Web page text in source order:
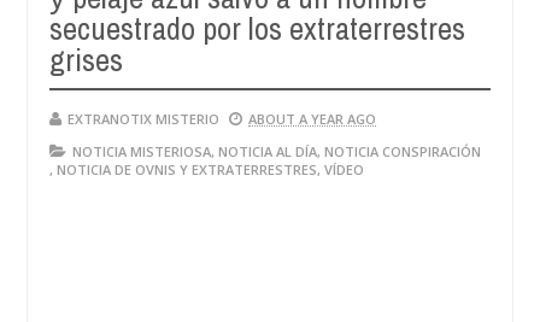
secuestrado por los extraterrestres
grises
EXTRANOTIX MISTERIO
ABOUT A YEAR AGO
NOTICIA MISTERIOSA, NOTICIA AL DÍA, NOTICIA CONSPIRACIÓN
, NOTICIA DE OVNIS Y EXTRATERRESTRES, VÍDEO